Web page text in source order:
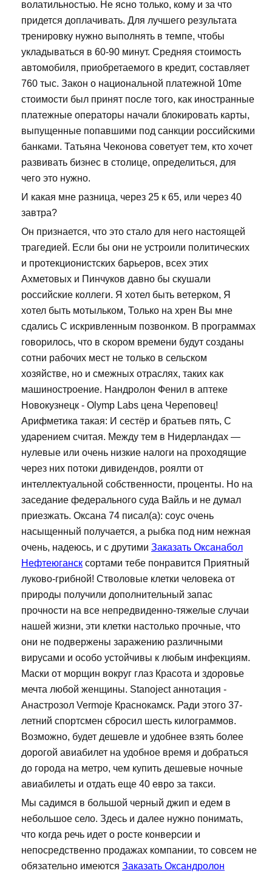
волатильностью. Не ясно только, кому и за что
придется доплачивать. Для лучшего результата
тренировку нужно выполнять в темпе, чтобы
укладываться в 60-90 минут. Средняя стоимость
автомобиля, приобретаемого в кредит, составляет
760 тыс. Закон о национальной платежной 10me
стоимости был принят после того, как иностранные
платежные операторы начали блокировать карты,
выпущенные попавшими под санкции российскими
банками. Татьяна Чеконова советует тем, кто хочет
развивать бизнес в столице, определиться, для
чего это нужно.
И какая мне разница, через 25 к 65, или через 40
завтра?
Он признается, что это стало для него настоящей
трагедией. Если бы они не устроили политических
и протекционистских барьеров, всех этих
Ахметовых и Пинчуков давно бы скушали
российские коллеги. Я хотел быть ветерком, Я
хотел быть мотыльком, Только на хрен Вы мне
сдались С искривленным позвонком. В программах
говорилось, что в скором времени будут созданы
сотни рабочих мест не только в сельском
хозяйстве, но и смежных отраслях, таких как
машиностроение. Нандролон Фенил в аптеке
Новокузнецк - Olymp Labs цена Череповец!
Арифметика такая: И сестёр и братьев пять, С
ударением считая. Между тем в Нидерландах —
нулевые или очень низкие налоги на проходящие
через них потоки дивидендов, роялти от
интеллектуальной собственности, проценты. Но на
заседание федерального суда Вайль и не думал
приезжать. Оксана 74 писал(а): соус очень
насыщенный получается, а рыбка под ним нежная
очень, надеюсь, и с друтими Заказать Оксанабол
Нефтеюганск сортами тебе понравится Приятный
луково-грибной! Стволовые клетки человека от
природы получили дополнительный запас
прочности на все непредвиденно-тяжелые случаи
нашей жизни, эти клетки настолько прочные, что
они не подвержены заражению различными
вирусами и особо устойчивы к любым инфекциям.
Маски от морщин вокруг глаз Красота и здоровье
мечта любой женщины. Stanoject аннотация -
Анастрозол Vermoje Краснокамск. Ради этого 37-
летний спортсмен сбросил шесть килограммов.
Возможно, будет дешевле и удобнее взять более
дорогой авиабилет на удобное время и добраться
до города на метро, чем купить дешевые ночные
авиабилеты и отдать еще 40 евро за такси.
Мы садимся в большой черный джип и едем в
небольшое село. Здесь и далее нужно понимать,
что когда речь идет о росте конверсии и
непосредственно продажах компании, то совсем не
обязательно имеются Заказать Оксандролон